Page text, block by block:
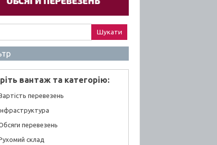
вантаж та категорiю:
перевезень
перевезень
склад